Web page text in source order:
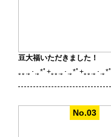
豆大福いただきました！
｡｡.｡･.｡*ﾟ+｡｡.｡･.｡*ﾟ+｡｡.｡･.｡*